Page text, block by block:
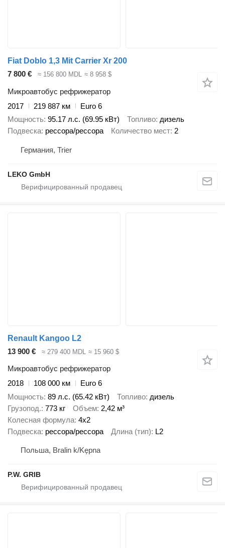
Fiat Doblo 1,3 Mit Carrier Xr 200
7 800 €
≈ 156 800 MDL ≈ 8 958 $
Микроавтобус рефрижератор
2017
219 887 км
Euro 6
Мощность 95.17 л.с. (69.95 кВт) Топливо дизель
Подвеска рессора/рессора Количество мест 2
Германия, Trier
LEKO GmbH
Renault Kangoo L2
13 900 €
≈ 279 400 MDL ≈ 15 960 $
Микроавтобус рефрижератор
2018
108 000 км
Euro 6
Мощность 89 л.с. (65.42 кВт) Топливо дизель
Грузопод. 773 кг Объем 2,42 м³
Колесная формула 4x2
Подвеска рессора/рессора Длина (тип) L2
Польша, Bralin k/Kępna
P.W. GRIB